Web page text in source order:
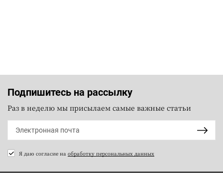
Подпишитесь на рассылку
Раз в неделю мы присылаем самые важные статьи
Я даю согласие на обработку персональных данных